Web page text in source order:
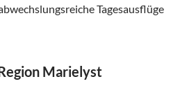
Tagesausflüge
Marielyst